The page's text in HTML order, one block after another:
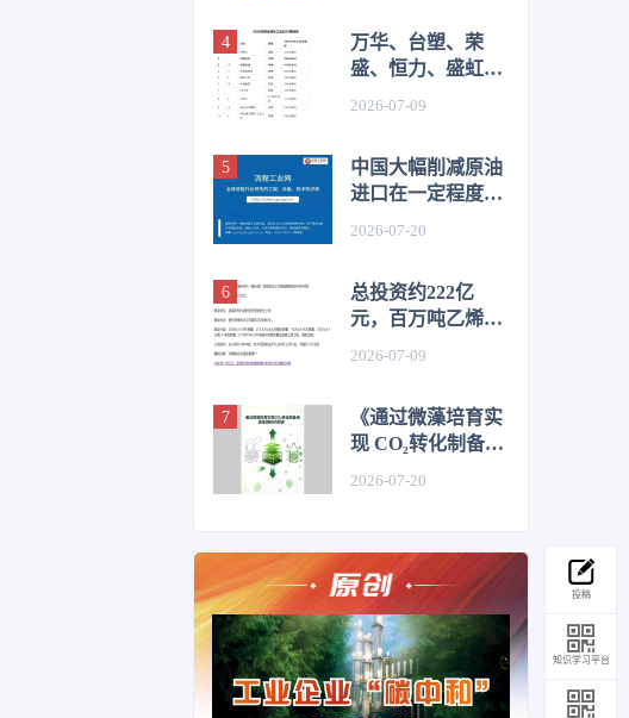
万华、台塑、荣
盛、恒力、盛虹、
2026-07-09
中国大幅削减原油
进口在一定程度上
2026-07-20
总投资约222亿
元，百万吨乙烯及
2026-07-09
《通过微藻培育实
现 CO₂转化制备液
2026-07-20
投稿
知识学习平台